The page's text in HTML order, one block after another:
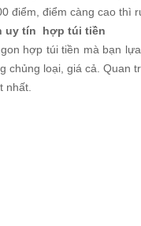
điểm, điểm càng cao thì
uy tín hợp túi tiền
hợp túi tiền mà bạn
loại, giá cả. Quan
nhất.